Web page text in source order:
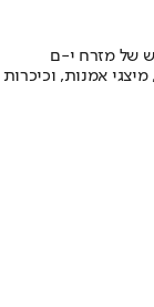
של מזרח י-ם